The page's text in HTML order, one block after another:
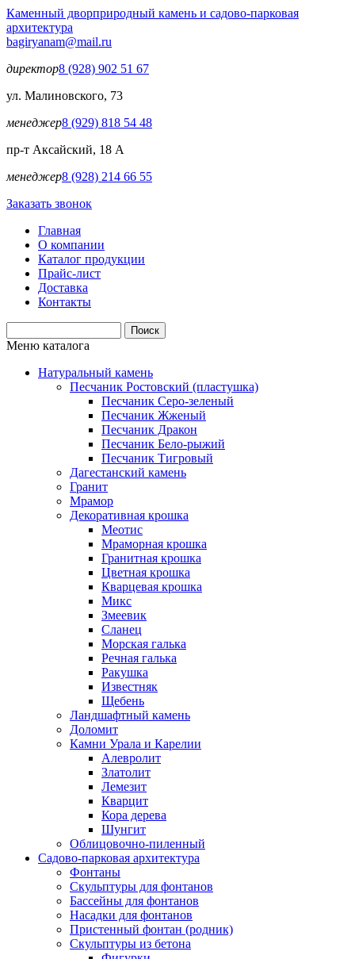
Перейти к основному содержанию
Каменный дворприродный камень и садово-парковая
архитектура
bagiryanam@mail.ru
директор8 (928) 902 51 67
ул. Малиновского, 73
менеджер8 (929) 818 54 48
пр-т Аксайский, 18 А
менеджер8 (928) 214 66 55
Заказать звонок
Главная
О компании
Каталог продукции
Прайс-лист
Доставка
Контакты
Форма поиска
Меню каталога
Натуральный камень
Песчаник Ростовский (пластушка)
Песчаник Серо-зеленый
Песчаник Жженый
Песчаник Дракон
Песчаник Бело-рыжий
Песчаник Тигровый
Дагестанский камень
Гранит
Мрамор
Декоративная крошка
Меотис
Мраморная крошка
Гранитная крошка
Цветная крошка
Кварцевая крошка
Микс
Змеевик
Сланец
Морская галька
Речная галька
Ракушка
Известняк
Щебень
Ландшафтный камень
Доломит
Камни Урала и Карелии
Алевролит
Златолит
Лемезит
Кварцит
Кора дерева
Шунгит
Облицовочно-пиленный
Садово-парковая архитектура
Фонтаны
Скульптуры для фонтанов
Бассейны для фонтанов
Насадки для фонтанов
Пристенный фонтан (родник)
Скульптуры из бетона